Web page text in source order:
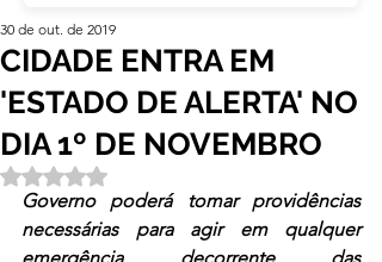
CIDADE ENTRA EM
'ESTADO DE ALERTA' NO
DIA 1º DE NOVEMBRO
30 de out. de 2019
Avaliado com NaN de 5 estrelas.
Governo poderá tomar providências
necessárias para agir em qualquer